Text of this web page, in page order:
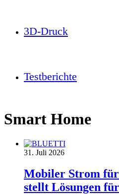
3D-Druck
Testberichte
Smart Home
31. Juli 2026
Mobiler Strom
stellt Lösungen